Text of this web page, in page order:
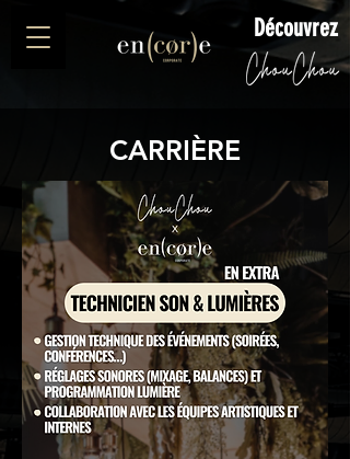
Découvrez
CARRIÈRE